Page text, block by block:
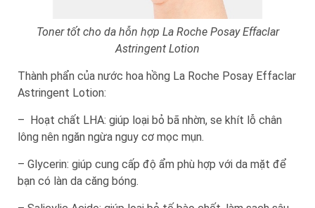
Toner tốt cho da hỗn hợp La Roche Posay Effaclar
Astringent Lotion
Thành phẩn của nước hoa hồng La Roche Posay Effaclar
Astringent Lotion:
– Hoạt chất LHA: giúp loại bỏ bã nhờn, se khít lỗ chân
lông nên ngăn ngừa nguy cơ mọc mụn.
– Glycerin: giúp cung cấp độ ẩm phù hợp với da mặt để
bạn có làn da căng bóng.